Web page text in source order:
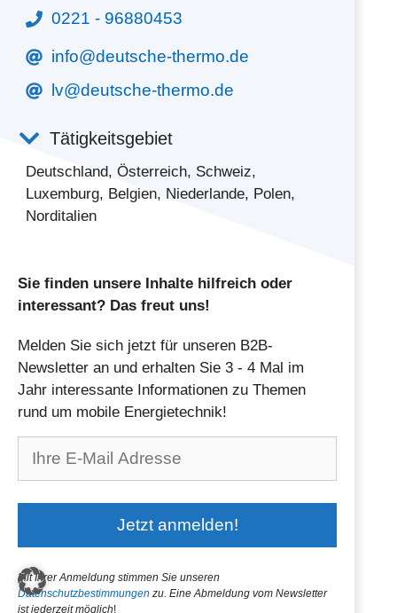
0221 - 96880453
info@deutsche-thermo.de
lv@deutsche-thermo.de
Tätigkeitsgebiet
Deutschland, Österreich, Schweiz,
Luxemburg, Belgien, Niederlande, Polen,
Norditalien
Sie finden unsere Inhalte hilfreich oder
interessant? Das freut uns!
Melden Sie sich jetzt für unseren B2B-
Newsletter an und erhalten Sie 3 - 4 Mal im
Jahr interessante Informationen zu Themen
rund um mobile Energietechnik!
Mit Ihrer Anmeldung stimmen Sie unseren
Datenschutzbestimmungen zu. Eine Abmeldung vom Newsletter
ist jederzeit möglich!